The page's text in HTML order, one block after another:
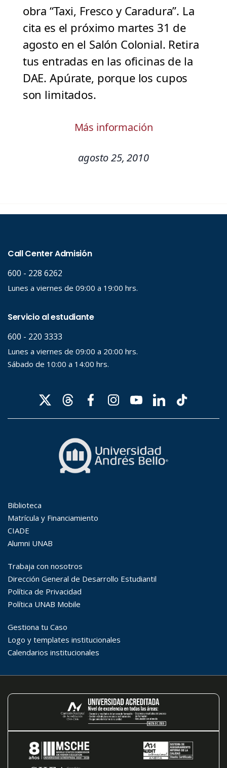
obra “Taxi, Fresco y Caradura”. La
cita es el próximo martes 31 de
agosto en el Salón Colonial. Retira
tus entradas en las oficinas de la
DAE. Apúrate, porque los cupos
son limitados.
Más información
agosto 25, 2010